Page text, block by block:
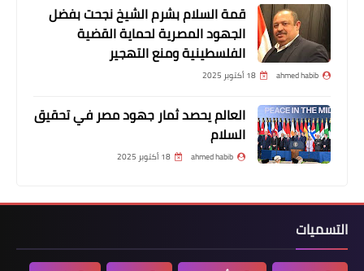
قمة السلام بشرم الشيخ نجحت بفضل
الجهود المصرية لحماية القضية
الفلسطينية ومنع التهجير
ahmed habib 18 أكتوبر 2025
العالم يحصد ثمار جهود مصر في تحقيق
السلام
ahmed habib 18 أكتوبر 2025
التسميات